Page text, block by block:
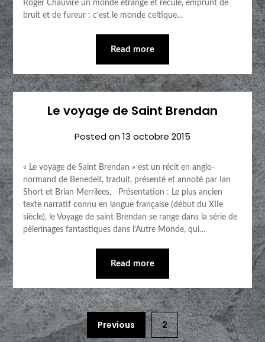
Roger Chauviré un monde étrange et reculé, emprunt de
bruit et de fureur : c’est le monde celtique…
Read more
Le voyage de Saint Brendan
Posted on13 octobre 2015
« Le voyage de Saint Brendan » est un récit en anglo-
normand de Benedeit, traduit, présenté et annoté par Ian
Short et Brian Merrilees. Présentation : Le plus ancien
texte narratif connu en langue française (début du XIIe
siècle), le Voyage de saint Brendan se range dans la série de
pèlerinages fantastiques dans l’Autre Monde, qui…
Read more
Previous 2